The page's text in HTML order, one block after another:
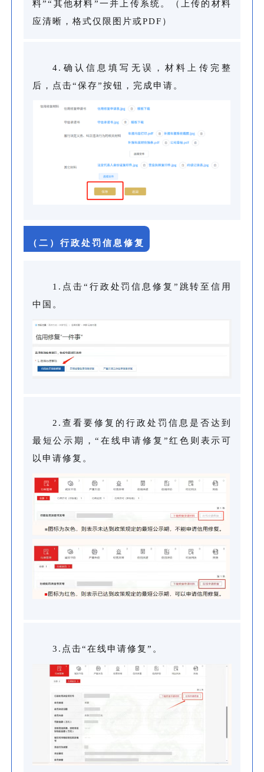
料”“其他材料”一并上传系统。（上传的材料
应清晰，格式仅限图片或PDF）
4.确认信息填写无误，材料上传完整
后，点击“保存”按钮，完成申请。
（二）行政处罚信息修复
1.点击“行政处罚信息修复”跳转至信用
中国。
2.查看要修复的行政处罚信息是否达到
最短公示期，“在线申请修复”红色则表示可
以申请修复。
3.点击“在线申请修复”。